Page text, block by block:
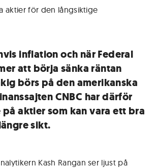
aktier för den långsiktige
inflation och när Federal
att börja sänka räntan
börs på den amerikanska
CNBC har därför
aktier som kan vara ett bra
sikt.
Kash Rangan ser ljust på